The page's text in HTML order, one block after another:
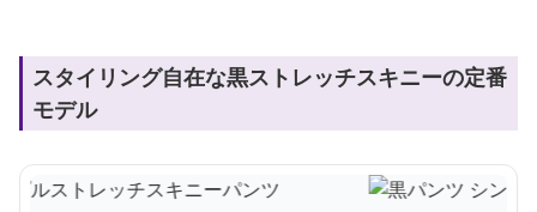
スタイリング自在な黒ストレッチスキニーの定番
モデル